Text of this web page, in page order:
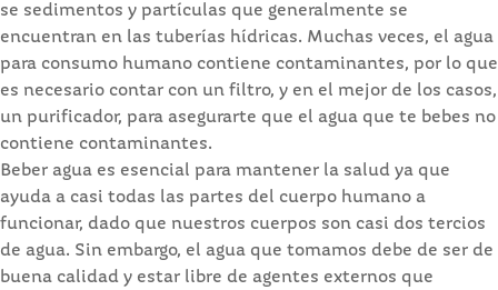
se sedimentos y partículas que generalmente se
encuentran en las tuberías hídricas. Muchas veces, el agua
para consumo humano contiene contaminantes, por lo que
es necesario contar con un filtro, y en el mejor de los casos,
un purificador, para asegurarte que el agua que te bebes no
contiene contaminantes.
Beber agua es esencial para mantener la salud ya que
ayuda a casi todas las partes del cuerpo humano a
funcionar, dado que nuestros cuerpos son casi dos tercios
de agua. Sin embargo, el agua que tomamos debe de ser de
buena calidad y estar libre de agentes externos que